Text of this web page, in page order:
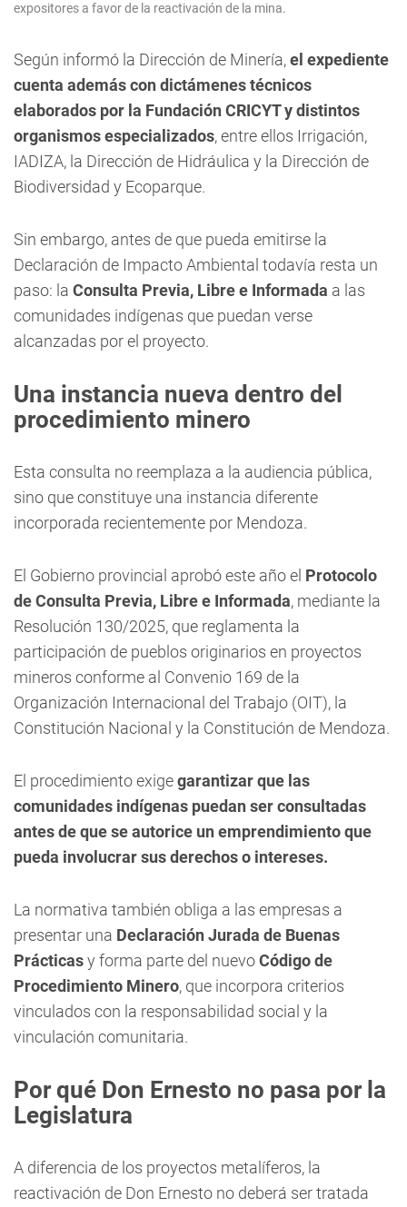
expositores a favor de la reactivación de la mina.
Según informó la Dirección de Minería,el expediente
cuenta además con dictámenes técnicos
elaborados por la Fundación CRICYT y distintos
organismos especializados, entre ellos Irrigación,
IADIZA, la Dirección de Hidráulica y la Dirección de
Biodiversidad y Ecoparque.
Sin embargo, antes de que pueda emitirse la
Declaración de Impacto Ambiental todavía resta un
paso: la Consulta Previa, Libre e Informada a las
comunidades indígenas que puedan verse
alcanzadas por el proyecto.
Una instancia nueva dentro del
procedimiento minero
Esta consulta no reemplaza a la audiencia pública,
sino que constituye una instancia diferente
incorporada recientemente por Mendoza.
El Gobierno provincial aprobó este año el Protocolo
de Consulta Previa, Libre e Informada, mediante la
Resolución 130/2025, que reglamenta la
participación de pueblos originarios en proyectos
mineros conforme al Convenio 169 de la
Organización Internacional del Trabajo (OIT), la
Constitución Nacional y la Constitución de Mendoza.
El procedimiento exigegarantizar que las
comunidades indígenas puedan ser consultadas
antes de que se autorice un emprendimiento que
pueda involucrar sus derechos o intereses.
La normativa también obliga a las empresas a
presentar una Declaración Jurada de Buenas
Prácticasy forma parte del nuevoCódigo de
Procedimiento Minero, que incorpora criterios
vinculados con la responsabilidad social y la
vinculación comunitaria.
Por qué Don Ernesto no pasa por la
Legislatura
A diferencia de los proyectos metalíferos, la
reactivación de Don Ernesto no deberá ser tratada